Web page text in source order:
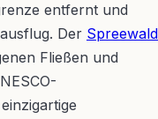
entfernt und
Der Spreewald
Fließen und